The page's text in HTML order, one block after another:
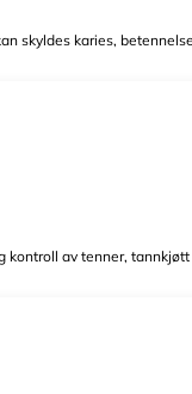
skyldes karies,
kontroll av tenner,